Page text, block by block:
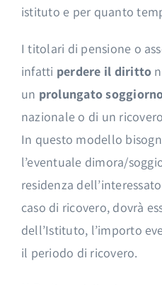
istituto e per quanto
I titolari di pensione o
infatti perdere il diritto
un prolungato
nazionale o di un
In questo modello
l’eventuale dimora/
residenza
caso di ricovero, dovrà
dell’Istituto, l’importo
il periodo di ricovero.